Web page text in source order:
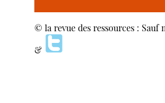
© la revue des ressources : Sauf
&